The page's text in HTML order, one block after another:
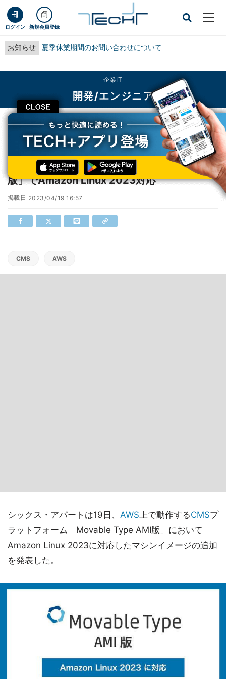
ログイン 新規会員登録
お知らせ 夏季休業期間のお問い合わせについて
CLOSE
企業IT
開発/エンジニア
TECH+ 企業IT
開発/エンジニア
シックス・アパート、「Movable Type AMI版」でAmazon Linux 2023対応
シックス・アパート、「Movable Type AMI
版」でAmazon Linux 2023対応
掲載日 2023/04/19 16:57
CMS AWS
シックス・アパートは19日、 AWS上で動作するCMSプ
ラットフォーム「Movable Type AMI版」において
Amazon Linux 2023に対応したマシンイメージの追加
を発表した。